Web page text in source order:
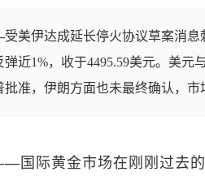
受美伊达成延长停火协议草案消
弹近1%，收于4495.59美元。美
批准，伊朗方面也未最终确认，市
国际黄金市场在刚刚过去